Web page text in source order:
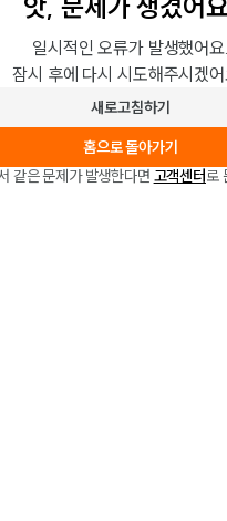
앗, 문제가 생겼어
일시적인 오류가 발생했어요.
잠시 후에 다시 시도해주시겠
새로고침하기
홈으로 돌아가기
같은 문제가 발생한다면 고객센터로